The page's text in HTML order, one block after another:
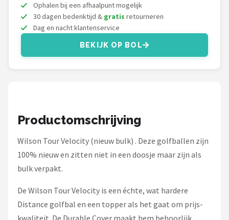
Bovista
Wilson
FastFold
Alle merken →
Ophalen bij een afhaalpunt mogelijk
30 dagen bedenktijd & gratis retourneren
Dag en nacht klantenservice
BEKIJK OP BOL
Productomschrijving
Wilson Tour Velocity (nieuw bulk) . Deze golfballen zijn
100% nieuw en zitten niet in een doosje maar zijn als
bulk verpakt.
De Wilson Tour Velocity is een échte, wat hardere
Distance golfbal en een topper als het gaat om prijs-
kwaliteit. De Durable Cover maakt hem behoorlijk